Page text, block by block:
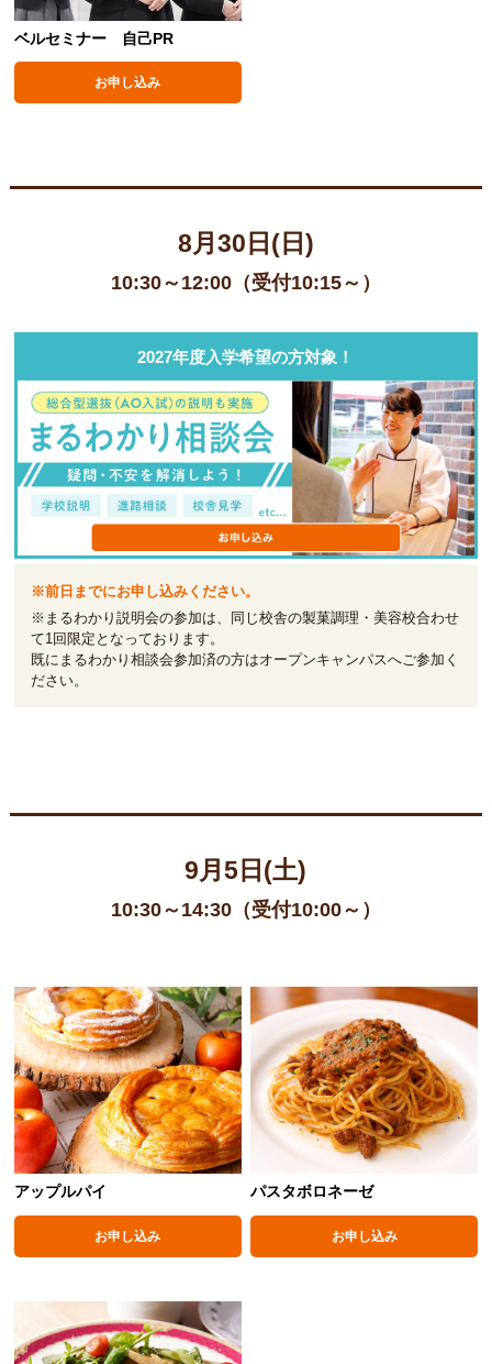
ベルセミナー 自己PR
お申し込み
8月30日(日)
10:30～12:00（受付10:15～）
2027年度入学希望の方対象！
※前日までにお申し込みください。
※まるわかり説明会の参加は、同じ校舎の製菓調理・美容校合わせ
て1回限定となっております。
既にまるわかり相談会参加済の方はオープンキャンパスへご参加く
ださい。
9月5日(土)
10:30～14:30（受付10:00～）
アップルパイ
お申し込み
パスタボロネーゼ
お申し込み